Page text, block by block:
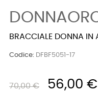
BRACCIALE DONNA IN
Codice: DFBF5051-17
70,00 € 56,00 €